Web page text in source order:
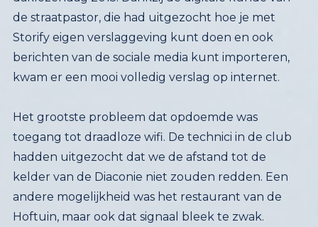
kwam er een mooi volledig verslag op internet.
Het grootste probleem dat opdoemde was
toegang tot draadloze wifi. De technici in de club
hadden uitgezocht dat we de afstand tot de
kelder van de Diaconie niet zouden redden. Een
andere mogelijkheid was het restaurant van de
Hoftuin, maar ook dat signaal bleek te zwak.
Uiteindelijk kwamen Ludwig en Leo met de
oplossing: bij uitzondering konden we inloggen op